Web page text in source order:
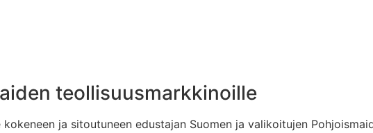
teollisuusmarkkinoille
ja sitoutuneen edustajan Suomen ja valikoitujen